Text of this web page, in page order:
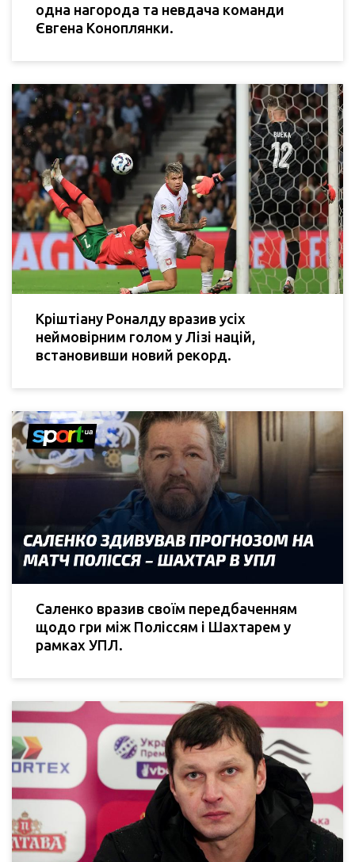
одна нагорода та невдача команди
Євгена Коноплянки.
Кріштіану Роналду вразив усіх
неймовірним голом у Лізі націй,
встановивши новий рекорд.
Саленко вразив своїм передбаченням
щодо гри між Поліссям і Шахтарем у
рамках УПЛ.